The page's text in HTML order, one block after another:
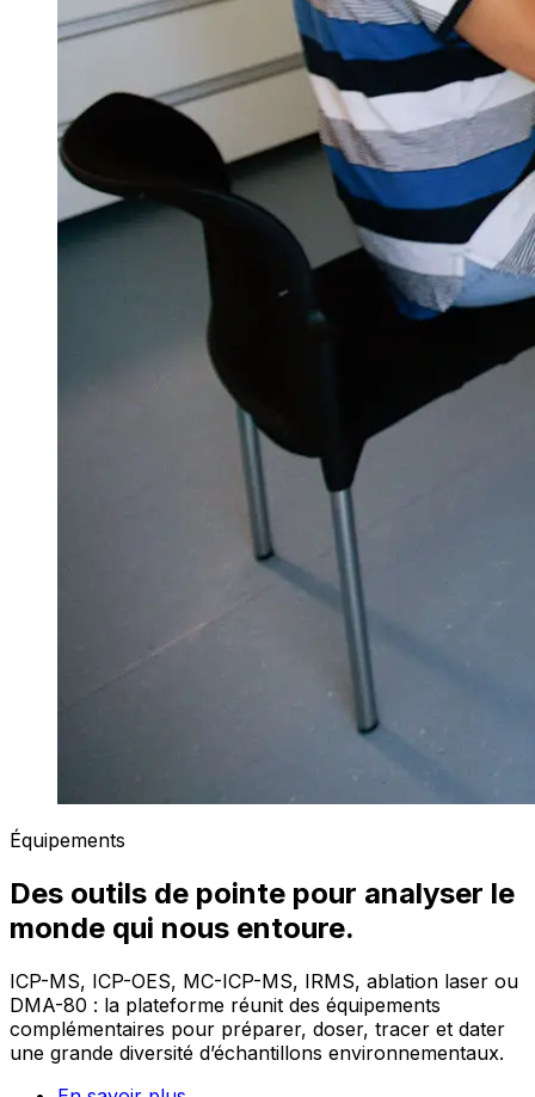
Équipements
Des outils de pointe pour analyser le
monde qui nous entoure.
ICP-MS, ICP-OES, MC-ICP-MS, IRMS, ablation laser ou
DMA-80 : la plateforme réunit des équipements
complémentaires pour préparer, doser, tracer et dater
une grande diversité d’échantillons environnementaux.